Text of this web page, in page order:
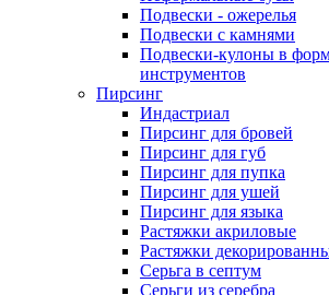
Подвески - ожерелья
Подвески с камнями
Подвески-кулоны в
инструментов
Пирсинг
Индастриал
Пирсинг для бровей
Пирсинг для губ
Пирсинг для пупка
Пирсинг для ушей
Пирсинг для языка
Растяжки акриловые
Растяжки
Серьга в септум
Серьги из серебра